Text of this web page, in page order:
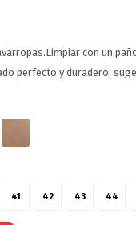
con un
perfecto y duradero,
41 42 43 44